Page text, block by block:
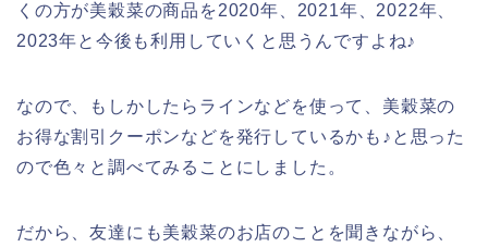
くの方が美穀菜の商品を2020年、2021年、2022年、
2023年と今後も利用していくと思うんですよね♪
なので、もしかしたらラインなどを使って、美穀菜の
お得な割引クーポンなどを発行しているかも♪と思った
ので色々と調べてみることにしました。
だから、友達にも美穀菜のお店のことを聞きながら、